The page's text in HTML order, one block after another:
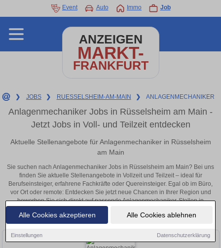
Alle Cookies akzeptieren Alle Cookies ablehnen
Einstellungen Datenschutzerklärung
Event Auto Immo Job
ANZEIGEN
MARKT-
FRANKFURT
❯ JOBS ❯ RUESSELSHEIM-AM-MAIN ❯ ANLAGENMECHANIKER
Anlagenmechaniker Jobs in Rüsselsheim am Main -
Jetzt Jobs in Voll- und Teilzeit entdecken
Aktuelle Stellenangebote für Anlagenmechaniker in Rüsselsheim
am Main
Sie suchen nach Anlagenmechaniker Jobs in Rüsselsheim am Main? Bei uns
finden Sie aktuelle Stellenangebote in Vollzeit und Teilzeit – ideal für
Berufseinsteiger, erfahrene Fachkräfte oder Quereinsteiger. Egal ob im Büro,
vor Ort oder remote: Entdecken Sie jetzt neue Chancen in Ihrer Region und
bewerben Sie sich direkt auf passende Anlagenmechaniker-Stellen in
Rüsselsheim am Main!